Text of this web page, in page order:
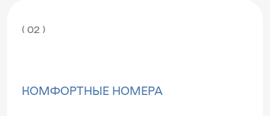
( 02 )
КОМФОРТНЫЕ НОМЕРА